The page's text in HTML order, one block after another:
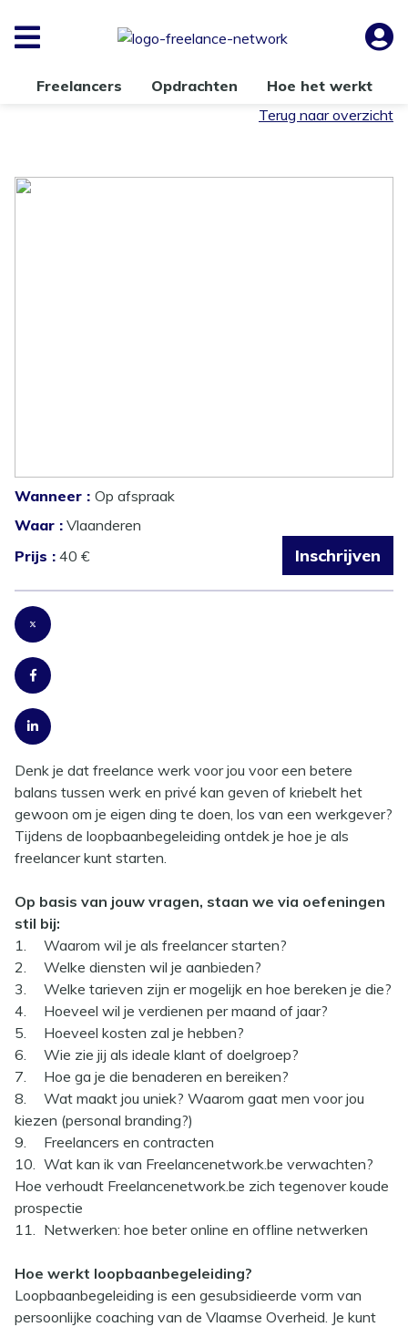
Freelancers Opdrachten
Hoe het werkt
Terug naar overzicht
Wanneer : Op afspraak
Waar : Vlaanderen
Prijs : 40 € Inschrijven
Denk je dat freelance werk voor jou voor een betere
balans tussen werk en privé kan geven of kriebelt het
gewoon om je eigen ding te doen, los van een werkgever?
Tijdens de loopbaanbegeleiding ontdek je hoe je als
freelancer kunt starten.
Op basis van jouw vragen, staan we via oefeningen
stil bij:
1.
Waarom wil je als freelancer starten?
2.
Welke diensten wil je aanbieden?
3.
Welke tarieven zijn er mogelijk en hoe bereken je die?
4.
Hoeveel wil je verdienen per maand of jaar?
5.
Hoeveel kosten zal je hebben?
6.
Wie zie jij als ideale klant of doelgroep?
7.
Hoe ga je die benaderen en bereiken?
8.
Wat maakt jou uniek? Waarom gaat men voor jou
kiezen (personal branding?)
9.
Freelancers en contracten
10. Wat kan ik van Freelancenetwork.be verwachten?
Hoe verhoudt Freelancenetwork.be zich tegenover koude
prospectie
11. Netwerken: hoe beter online en offline netwerken
Hoe werkt loopbaanbegeleiding?
Loopbaanbegeleiding is een gesubsidieerde vorm van
persoonlijke coaching van de Vlaamse Overheid. Je kunt